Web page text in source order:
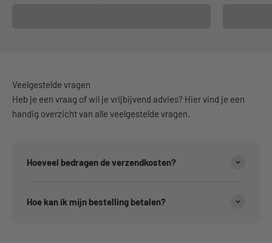
Veelgestelde vragen
Heb je een vraag of wil je vrijbijvend advies? Hier vind je een
handig overzicht van alle veelgestelde vragen.
Hoeveel bedragen de verzendkosten?
Hoe kan ik mijn bestelling betalen?